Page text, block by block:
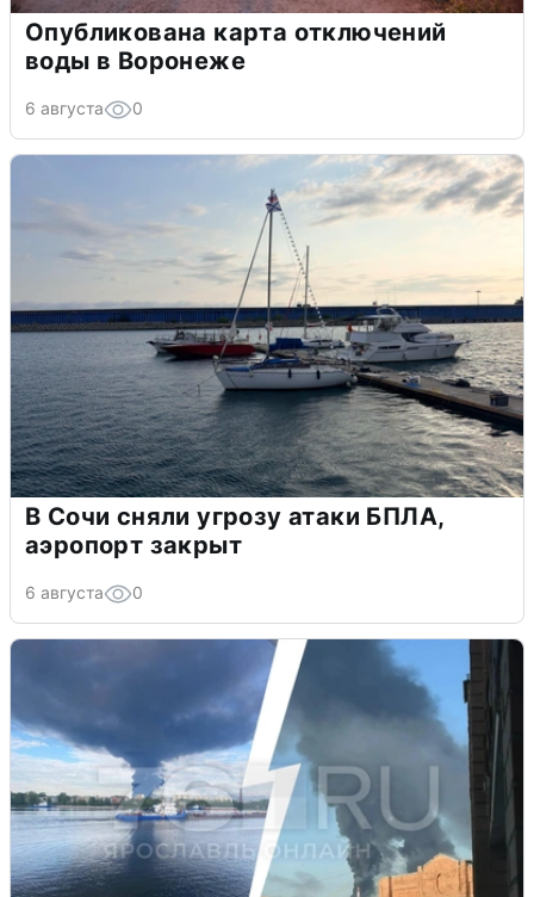
Опубликована карта отключений
воды в Воронеже
6 августа 0
В Сочи сняли угрозу атаки БПЛА,
аэропорт закрыт
6 августа 0